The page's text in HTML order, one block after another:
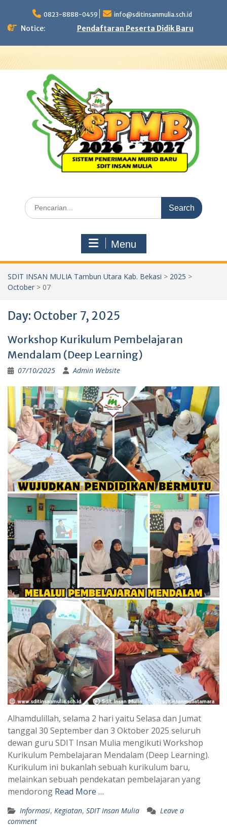
content
0823-8888-0459 info@sditinsanmulia.sch.id
Notice: Pendaftaran Peserta Didik Baru
Search
for:
Menu
SDIT INSAN MULIA Tambun Utara Kab. Bekasi > 2025 >
October > 07
Day: October 7, 2025
Workshop Kurikulum Pembelajaran
Mendalam (Deep Learning)
07/10/2025 Admin Website
Alhamdulillah, selama 2 hari yaitu Selasa dan Jumat
tanggal 30 September dan 3 Oktober 2025 seluruh
dewan guru SDIT Insan Mulia mengikuti Workshop
Kurikulum Pembelajaran Mendalam (Deep Learning).
Kurikulum ini bukanlah sebuah kurikulum baru,
melainkan sebuah pendekatan pembelajaran yang
mendorong Read More …
Informasi, Kegiatan, SDIT Insan Mulia
Leave a
comment